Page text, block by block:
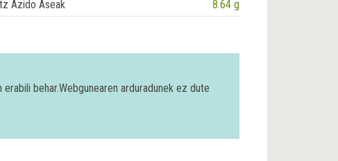
Azido Aseak
8.64 g
behar.Webgunearen arduradunek ez dute